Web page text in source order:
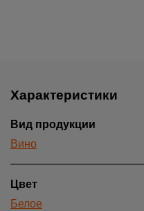
Характеристики
Вид продукции
Вино
Цвет
Белое